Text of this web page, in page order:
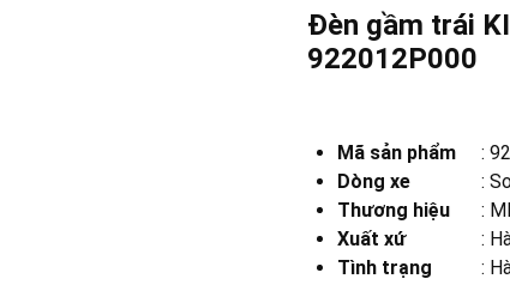
Đèn gầm trái
922012P000
Mã sản phẩm :
Dòng xe
:
Thương hiệu
:
Xuất xứ
:
Tình trạng
: